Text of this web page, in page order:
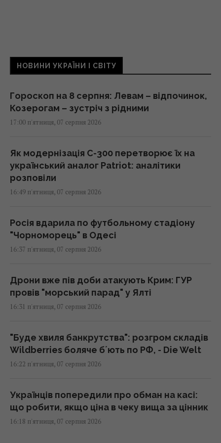
НОВИНИ УКРАЇНИ І СВІТУ
Гороскоп на 8 серпня: Левам – відпочинок,
Козерогам – зустріч з рідними
17:00 п'ятниця, 07 серпня 2026
Як модернізація С-300 перетворює їх на
український аналог Patriot: аналітики
розповіли
16:49 п'ятниця, 07 серпня 2026
Росія вдарила по футбольному стадіону
"Чорноморець" в Одесі
16:37 п'ятниця, 07 серпня 2026
Дрони вже пів доби атакують Крим: ГУР
провів "морський парад" у Ялті
16:31 п'ятниця, 07 серпня 2026
"Буде хвиля банкрутства": розгром складів
Wildberries боляче бʼють по РФ, - Die Welt
16:22 п'ятниця, 07 серпня 2026
Українців попередили про обман на касі:
що робити, якщо ціна в чеку вища за цінник
16:18 п'ятниця, 07 серпня 2026